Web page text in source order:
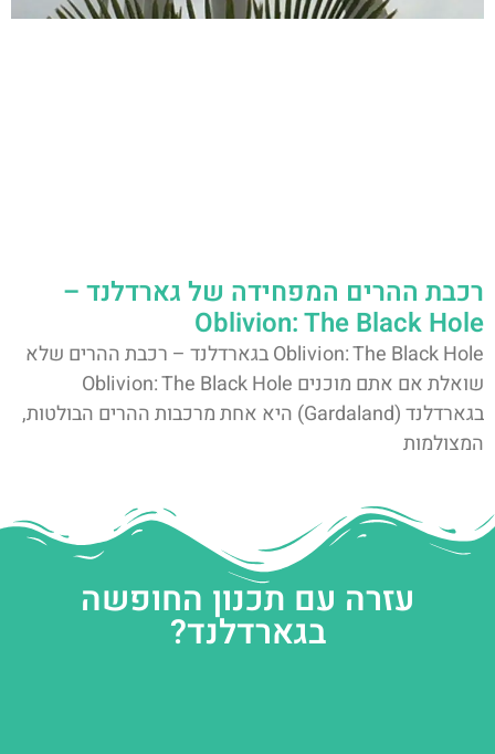
רכבת ההרים המפחידה של גארדלנד –
Oblivion: The Black Hole
Oblivion: The Black Hole בגארדלנד – רכבת ההרים שלא
שואלת אם אתם מוכנים Oblivion: The Black Hole
בגארדלנד (Gardaland) היא אחת מרכבות ההרים הבולטות,
המצולמות
עזרה עם תכנון החופשה
בגארדלנד?